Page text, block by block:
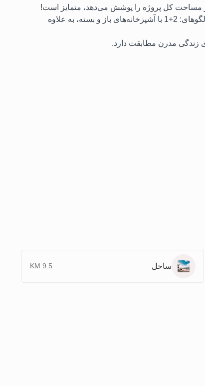
پروژه آپارتمان‌های مسکونی زیبا و با دقت اجرا شده‌ای از الگوهای: 2+1 با آشپزخانه‌های باز و بسته، به علاوه
زندگی مدرن مطابقت دارد.
ساحل 9.5 KM